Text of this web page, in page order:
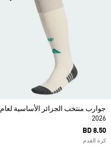
جوارب منتخب الجزائر الأساسية لعام
2026
BD 8.50
كرة القدم